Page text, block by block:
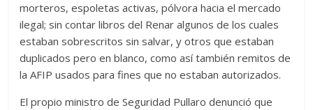
morteros, espoletas activas, pólvora hacia el mercado
ilegal; sin contar libros del Renar algunos de los cuales
estaban sobrescritos sin salvar, y otros que estaban
duplicados pero en blanco, como así también remitos de
la AFIP usados para fines que no estaban autorizados.
El propio ministro de Seguridad Pullaro denunció que